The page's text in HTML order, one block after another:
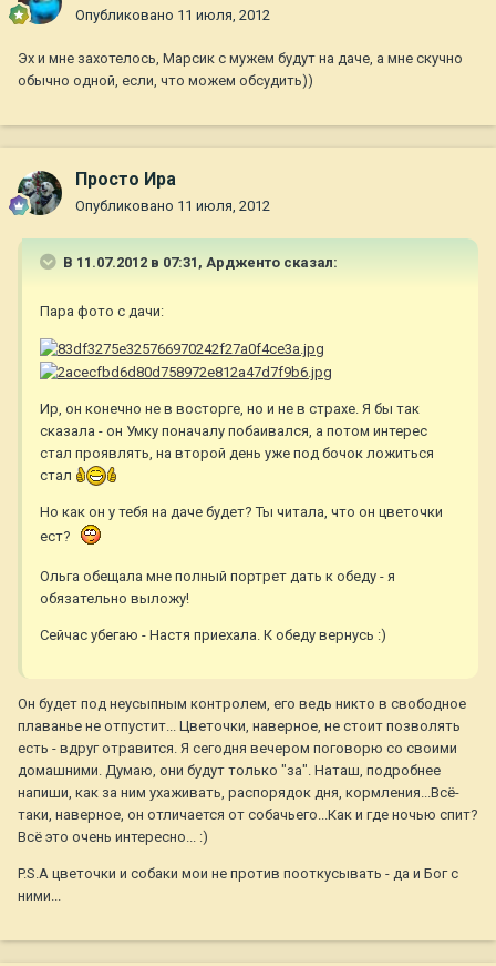
Опубликовано 11 июля, 2012
Эх и мне захотелось, Марсик с мужем будут на даче, а мне скучно
обычно одной, если, что можем обсудить))
Просто Ира
Опубликовано 11 июля, 2012
В 11.07.2012 в 07:31, Ардженто сказал:
Пара фото с дачи:
Ир, он конечно не в восторге, но и не в страхе. Я бы так
сказала - он Умку поначалу побаивался, а потом интерес
стал проявлять, на второй день уже под бочок ложиться
стал
Но как он у тебя на даче будет? Ты читала, что он цветочки
ест?
Ольга обещала мне полный портрет дать к обеду - я
обязательно выложу!
Сейчас убегаю - Настя приехала. К обеду вернусь :)
Он будет под неусыпным контролем, его ведь никто в свободное
плаванье не отпустит... Цветочки, наверное, не стоит позволять
есть - вдруг отравится. Я сегодня вечером поговорю со своими
домашними. Думаю, они будут только "за". Наташ, подробнее
напиши, как за ним ухаживать, распорядок дня, кормления...Всё-
таки, наверное, он отличается от собачьего...Как и где ночью спит?
Всё это очень интересно... :)
P.S.А цветочки и собаки мои не против пооткусывать - да и Бог с
ними...